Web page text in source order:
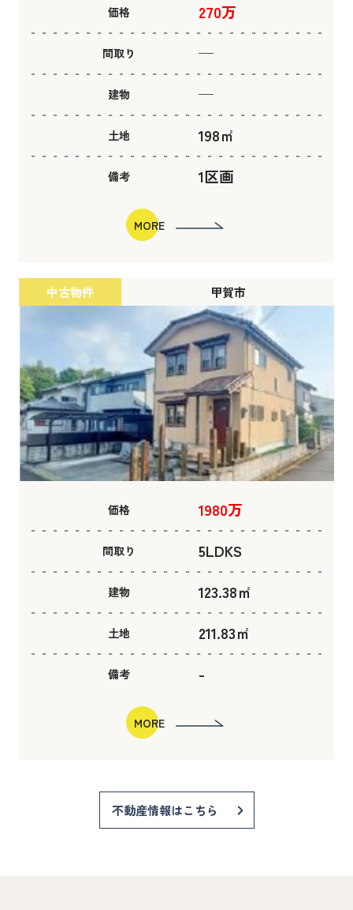
価格 270万
間取り ─
建物 ─
土地 198㎡
備考 1区画
MORE
中古物件 甲賀市
価格 1980万
間取り 5LDKS
建物 123.38㎡
土地 211.83㎡
備考 -
MORE
不動産情報はこちら